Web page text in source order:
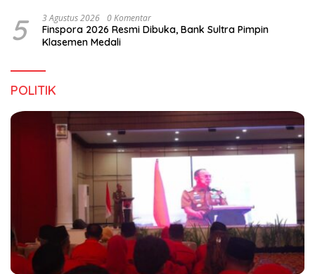
5 3 Agustus 2026 0 Komentar
Finspora 2026 Resmi Dibuka, Bank Sultra Pimpin
Klasemen Medali
POLITIK